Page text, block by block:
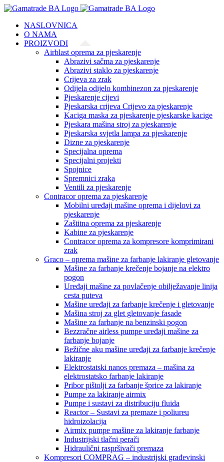
Skip
contentNASLOVNICA
O NAMA
PROIZVODI
Airblast oprema za pjeskarenje
Abrazivi sačma za pjeskarenje
Abrazivi staklo za pjeskarenje
Crijeva za zrak
Odijela odijelo kombinezon za pjeskarenje
Pjeskarenje cijevi
Pjeskarska crijeva Crijevo za pjeskarenje
Kaciga maska za pjeskarenje pjeskarske kacige
Pjeskara mašina stroj za pjeskarenje
Pjeskarska svjetla lampa za pjeskarenje
Dizne za pjeskarenje
Specijalna oprema
Specijalni projekti
Spojnice
Spremnici zraka
Ventili za pjeskarenje
Contracor oprema za pjeskarenje
Mobilni uređaji mašine oprema i dijelovi za
pjeskarenje
Zaštitna oprema za pjeskarenje
Kabine za pjeskarenje
Contracor oprema za kompresore komprimirani
zrak
Graco – oprema mašine za farbanje lakiranje gletovanje
Mašine za farbanje krečenje bojanje na elektro
pogon
Uređaji mašine za povlačenje obilježavanje linija
cesta puteva
Mašine uređaji za farbanje krečenje i gletovanje
Mašina stroj za glet gletovanje fasade
Mašine za farbanje na benzinski pogon
Bezzračne airless pumpe uređaji mašine za
farbanje bojanje
Bežične aku mašine uređaji za farbanje krečenje
lakiranje
Elektrostatski nanos premaza – mašina za
elektrostatsko farbanje lakiranje
Pribor pištolji za farbanje šprice za lakiranje
Pumpe za lakiranje airmix
Pumpe i sustavi za distribuciju fluida
Reactor – Sustavi za premaze i poliureu
hidroizolacija
Airmix pumpe mašine za lakiranje farbanje
Industrijski tlačni perači
Hidraulični raspršivači premaza
Kompresori COMPRAG – industrijski građevinski